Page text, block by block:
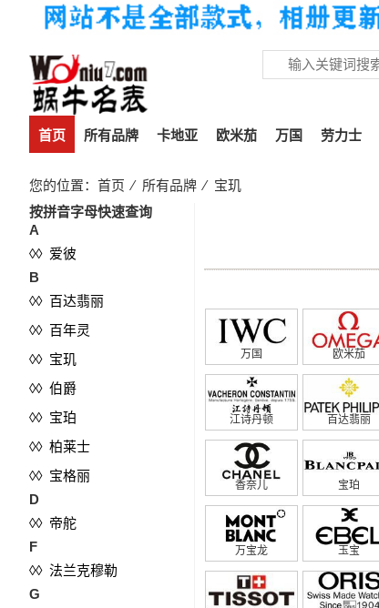
首页 所有品牌 卡地亚 欧米茄 万国 劳力士
您的位置： 首页 ⁄ 所有品牌 ⁄ 宝玑
按拼音字母快速查询
A
◊◊ 爱彼
B
◊◊ 百达翡丽
◊◊ 百年灵
◊◊ 宝玑
◊◊ 伯爵
◊◊ 宝珀
◊◊ 柏莱士
◊◊ 宝格丽
D
◊◊ 帝舵
F
◊◊ 法兰克穆勒
G
万国 欧米茄
江诗丹顿 百达翡丽
香奈儿 宝珀
万宝龙 玉宝